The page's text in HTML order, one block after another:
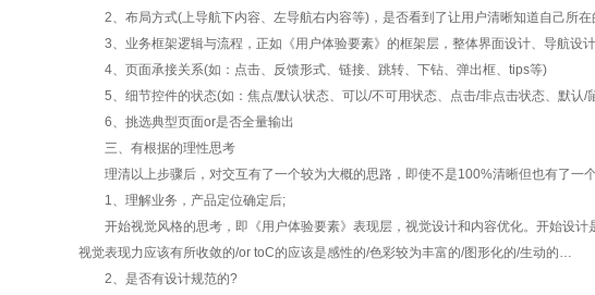
2、布局方式(上导航下内容、左导航右内容等)，是否看到了让用户清晰知道自己所在
3、业务框架逻辑与流程，正如《用户体验要素》的框架层，整体界面设计、导航设
4、页面承接关系(如：点击、反馈形式、链接、跳转、下钻、弹出框、tips等)
5、细节控件的状态(如：焦点/默认状态、可以/不可用状态、点击/非点击状态、默认/
6、挑选典型页面or是否全量输出
三、有根据的理性思考
理清以上步骤后，对交互有了一个较为大概的思路，即使不是100%清晰但也有了一个
1、理解业务，产品定位确定后;
开始视觉风格的思考，即《用户体验要素》表现层，视觉设计和内容优化。开始设计
视觉表现力应该有所收敛的/or toC的应该是感性的/色彩较为丰富的/图形化的/生动的…
2、是否有设计规范的?